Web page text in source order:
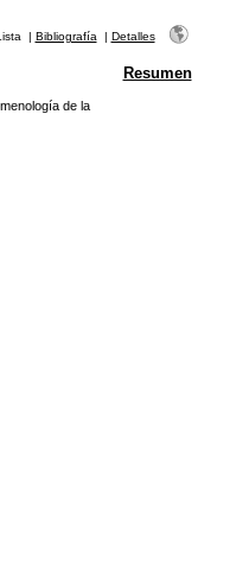
| Bibliografía | Detalles
Resumen
de la